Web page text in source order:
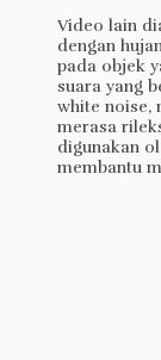
Video lain
dengan
pada objek
suara yang
white noise,
merasa
digunakan
membantu